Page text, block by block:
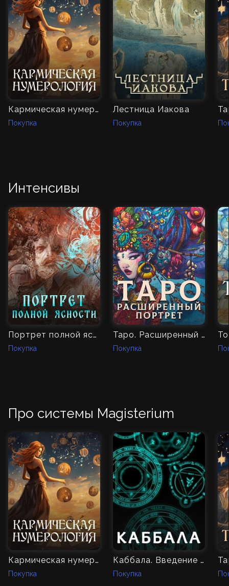
Кармическая нумерология
Покупка
Лестница Иакова
Покупка
Интенсивы
Портрет полной ясности
Покупка
Таро. Расширенный портрет
Покупка
Про системы Magisterium
Кармическая нумерология
Покупка
Каббала. Введение в традицию
Покупка